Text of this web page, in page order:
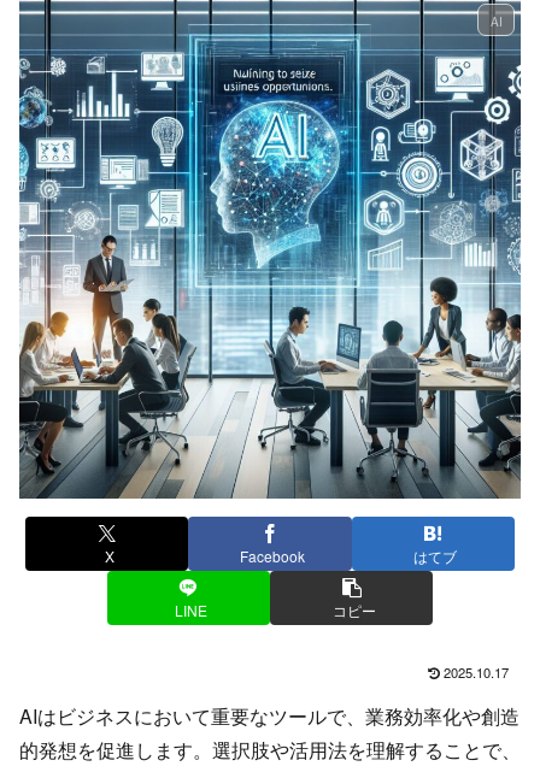
AI
X Facebook はてブ
LINE コピー
2025.10.17
AIはビジネスにおいて重要なツールで、業務効率化や創造
的発想を促進します。選択肢や活用法を理解することで、